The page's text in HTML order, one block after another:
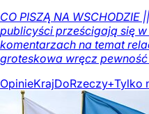
CO PISZĄ NA
publicyści prześcigają się
komentarzach na temat
groteskowa wręcz pewność
OpinieKrajDoRzeczy+Tylko